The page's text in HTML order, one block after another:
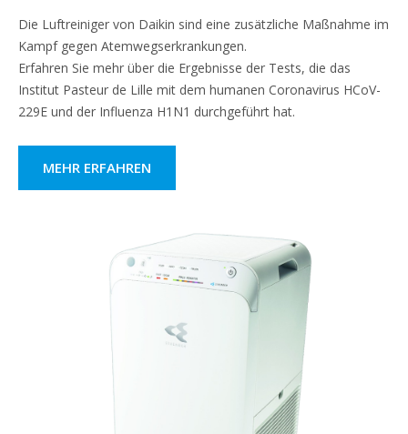
Die Luftreiniger von Daikin sind eine zusätzliche Maßnahme im
Kampf gegen Atemwegserkrankungen.
Erfahren Sie mehr über die Ergebnisse der Tests, die das
Institut Pasteur de Lille mit dem humanen Coronavirus HCoV-
229E und der Influenza H1N1 durchgeführt hat.
MEHR ERFAHREN